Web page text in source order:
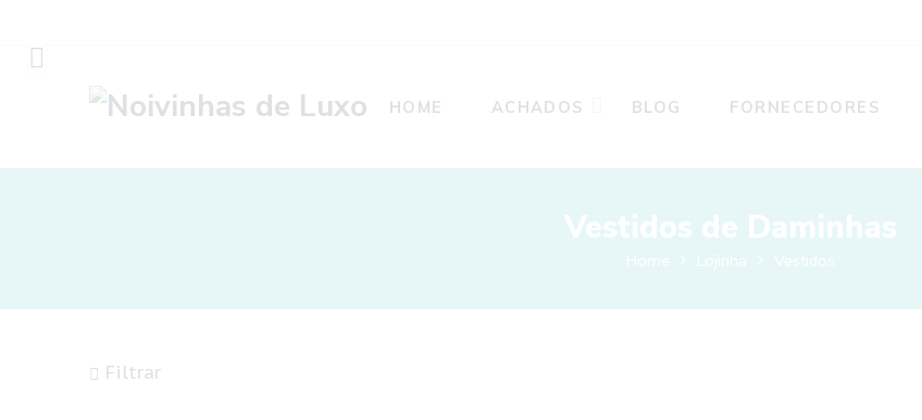
HOME ACHADOS BLOG FORNECEDORES
Vestidos de Daminhas
Home Lojinha Vestidos
Filtrar